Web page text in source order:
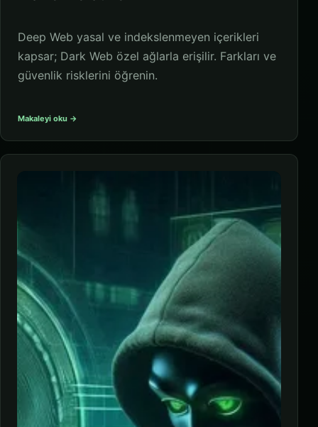
Deep Web yasal ve indekslenmeyen içerikleri
kapsar; Dark Web özel ağlarla erişilir. Farkları ve
güvenlik risklerini öğrenin.
Makaleyi oku →